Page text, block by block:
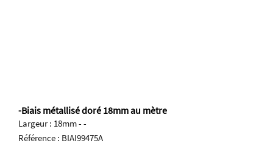
-Biais métallisé doré 18mm au mètre
Largeur : 18mm - -
Référence : BIAI99475A